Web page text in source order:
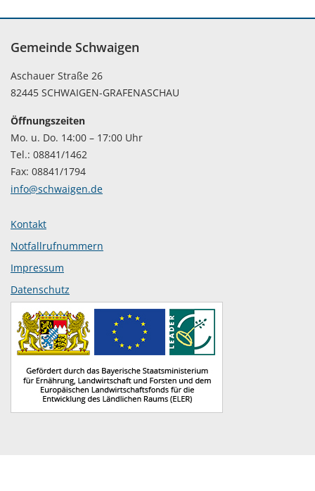
Gemeinde Schwaigen
Aschauer Straße 26
82445 SCHWAIGEN-GRAFENASCHAU
Öffnungszeiten
Mo. u. Do. 14:00 – 17:00 Uhr
Tel.: 08841/1462
Fax: 08841/1794
info@schwaigen.de
Kontakt
Notfallrufnummern
Impressum
Datenschutz